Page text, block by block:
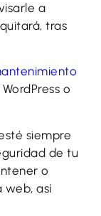
a
tras
o
siempre
de tu
o
web, así